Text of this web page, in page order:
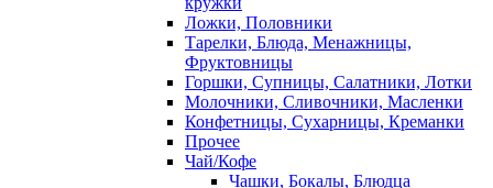
Ложки, Половники
Тарелки, Блюда, Менажницы,
Фруктовницы
Горшки, Супницы, Салатники, Лотки
Молочники, Сливочники, Масленки
Конфетницы, Сухарницы, Креманки
Прочее
Чай/Кофе
Чашки, Бокалы, Блюдца